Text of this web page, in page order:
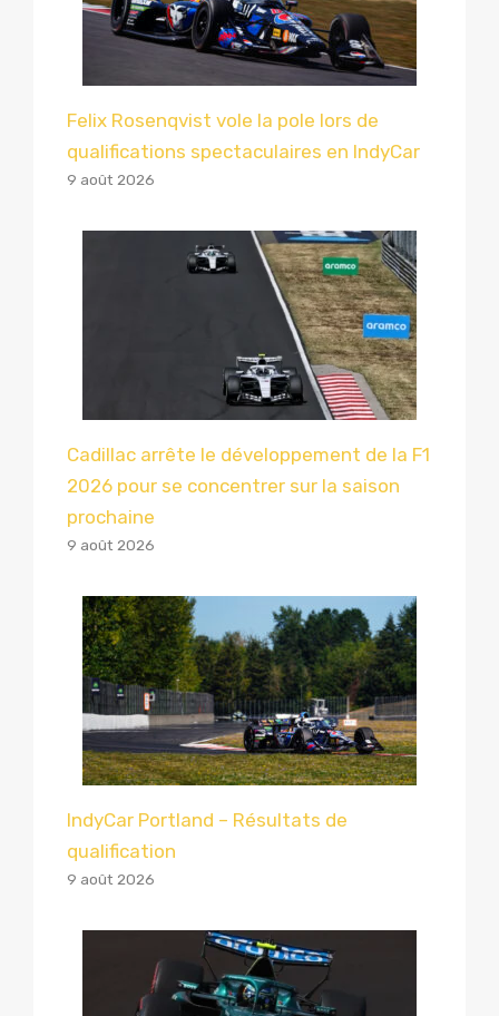
Felix Rosenqvist vole la pole lors de
qualifications spectaculaires en IndyCar
9 août 2026
Cadillac arrête le développement de la F1
2026 pour se concentrer sur la saison
prochaine
9 août 2026
IndyCar Portland – Résultats de
qualification
9 août 2026